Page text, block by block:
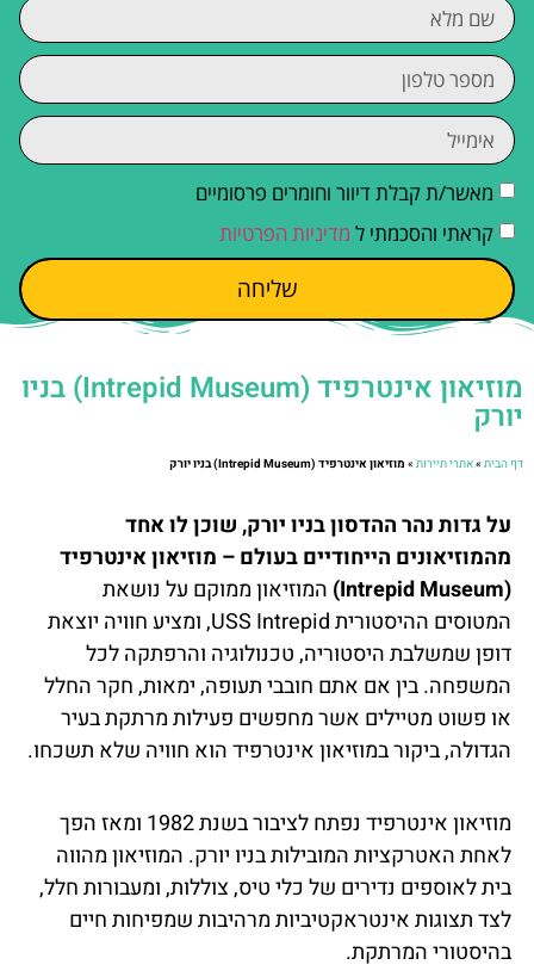
מאשר/ת קבלת דיוור וחומרים פרסומיים
קראתי והסכמתי ל מדיניות הפרטיות
שליחה
מוזיאון אינטרפיד (Intrepid Museum) בניו
יורק
דף הבית»אתרי תיירות» מוזיאון אינטרפיד (Intrepid Museum) בניו יורק
על גדות נהר ההדסון בניו יורק, שוכן לו אחד
מהמוזיאונים הייחודיים בעולם – מוזיאון אינטרפיד
(Intrepid Museum)
המוזיאון ממוקם על נושאת
המטוסים ההיסטורית USS Intrepid, ומציע חוויה יוצאת
דופן שמשלבת היסטוריה, טכנולוגיה והרפתקה לכל
המשפחה. בין אם אתם חובבי תעופה, ימאות, חקר החלל
או פשוט מטיילים אשר מחפשים פעילות מרתקת בעיר
הגדולה, ביקור במוזיאון אינטרפיד הוא חוויה שלא תשכחו.
מוזיאון אינטרפיד נפתח לציבור בשנת 1982 ומאז הפך
לאחת האטרקציות המובילות בניו יורק. המוזיאון מהווה
בית לאוספים נדירים של כלי טיס, צוללות, ומעבורות חלל,
לצד תצוגות אינטראקטיביות מרהיבות שמפיחות חיים
בהיסטורי המרתקת.